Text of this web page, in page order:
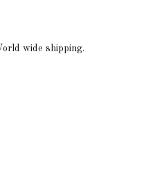
wide shipping.